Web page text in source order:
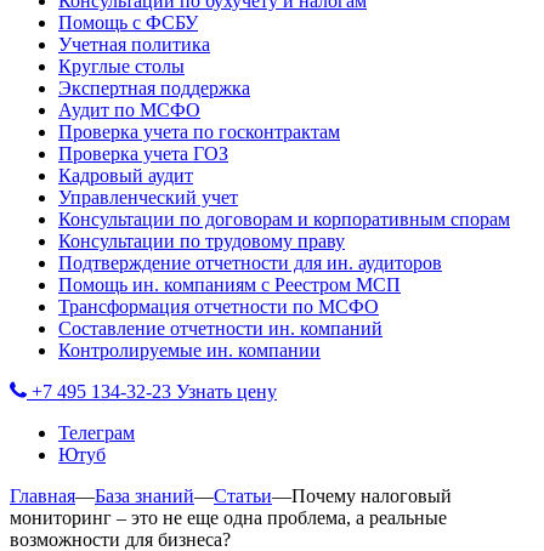
Помощь с ФСБУ
Учетная политика
Круглые столы
Экспертная поддержка
Аудит по МСФО
Проверка учета по госконтрактам
Проверка учета ГОЗ
Кадровый аудит
Управленческий учет
Консультации по договорам и корпоративным спорам
Консультации по трудовому праву
Подтверждение отчетности для ин. аудиторов
Помощь ин. компаниям с Реестром МСП
Трансформация отчетности по МСФО
Составление отчетности ин. компаний
Контролируемые ин. компании
+7 495 134-32-23 Узнать цену
Телеграм
Ютуб
Главная—База знаний—Статьи—Почему налоговый
мониторинг – это не еще одна проблема, а реальные
возможности для бизнеса?